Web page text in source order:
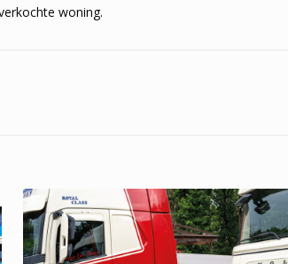
woning.